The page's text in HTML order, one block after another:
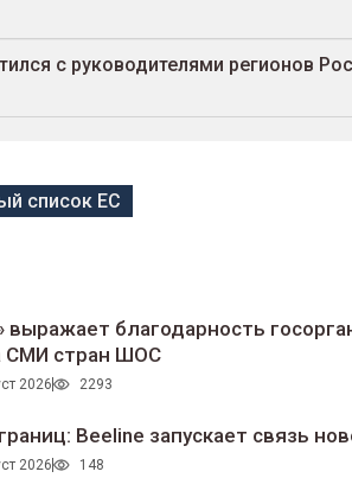
с руководителями регионов
список ЕС
выражает благодарность
СМИ стран ШОС
2026 2293
Beeline запускает связь
2026 148